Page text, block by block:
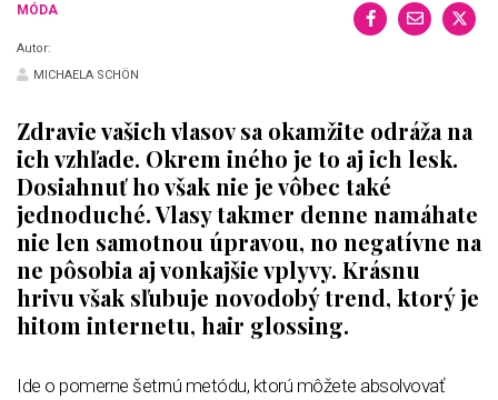
MÓDA
Autor:
MICHAELA SCHÖN
Zdravie vašich vlasov sa okamžite odráža na
ich vzhľade. Okrem iného je to aj ich lesk.
Dosiahnuť ho však nie je vôbec také
jednoduché. Vlasy takmer denne namáhate
nie len samotnou úpravou, no negatívne na
ne pôsobia aj vonkajšie vplyvy. Krásnu
hrivu však sľubuje novodobý trend, ktorý je
hitom internetu, hair glossing.
Ide o pomerne šetrnú metódu, ktorú môžete absolvovať